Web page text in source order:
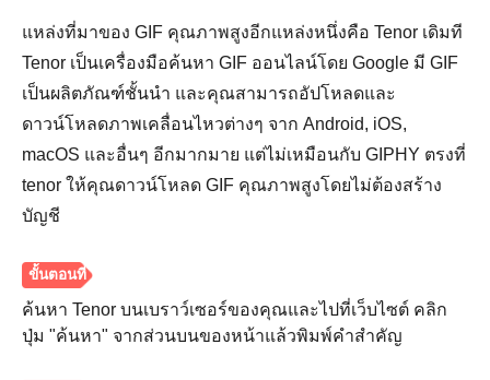
ขั้นตอนที่
1.
แหล่งที่มาของ GIF คุณภาพสูงอีกแหล่งหนึ่งคือ Tenor เดิมที
Tenor เป็นเครื่องมือค้นหา GIF ออนไลน์โดย Google มี GIF
เป็นผลิตภัณฑ์ชั้นนำ และคุณสามารถอัปโหลดและ
ดาวน์โหลดภาพเคลื่อนไหวต่างๆ จาก Android, iOS,
macOS และอื่นๆ อีกมากมาย แต่ไม่เหมือนกับ GIPHY ตรงที่
tenor ให้คุณดาวน์โหลด GIF คุณภาพสูงโดยไม่ต้องสร้าง
บัญชี
ค้นหา Tenor บนเบราว์เซอร์ของคุณและไปที่เว็บไซต์ คลิก
ปุ่ม "ค้นหา" จากส่วนบนของหน้าแล้วพิมพ์คำสำคัญ